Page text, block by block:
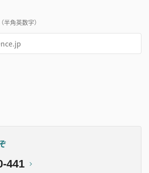
（半角英数字）
441